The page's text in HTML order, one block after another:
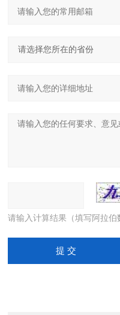
请输入计算结果（填写阿拉